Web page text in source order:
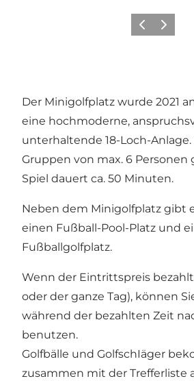
ZurückWeiter
Der Minigolfplatz wurde 2021
eine hochmoderne,
unterhaltende 18-Loch-
Gruppen von max. 6 Personen
Spiel dauert ca. 50 Minuten.
Neben dem Minigolfplatz gibt
einen Fußball-Pool-Platz und
Fußballgolfplatz.
Wenn der Eintrittspreis
oder der ganze Tag), können
während der bezahlten Zeit
benutzen.
Golfbälle und GolfschIäger
zusammen mit der Trefferliste